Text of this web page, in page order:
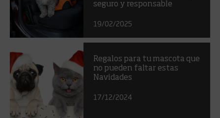
seguro y responsable
19/02/2025
Regalos para tu mascota que
no pueden faltar estas
Navidades
17/12/2024